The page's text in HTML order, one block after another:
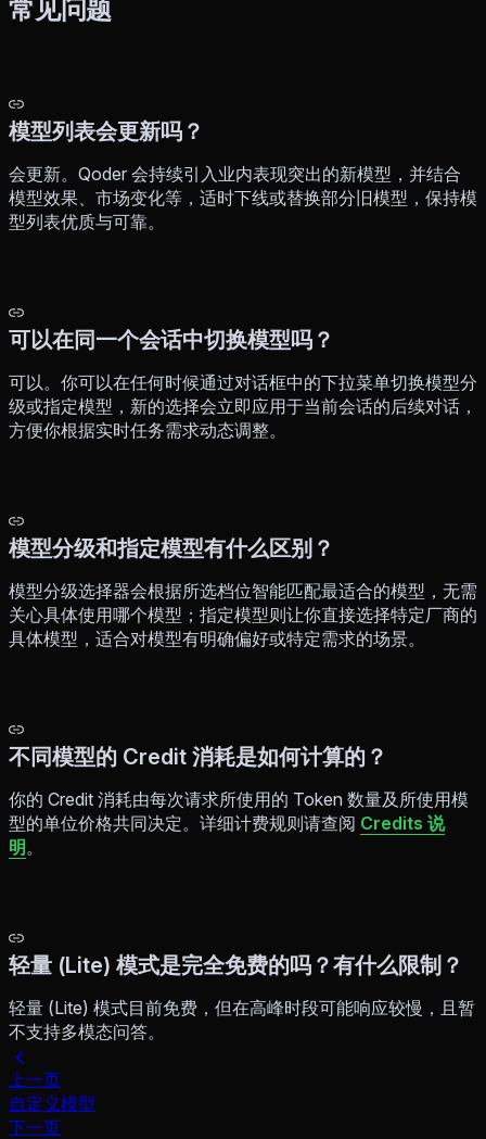
常见问题
模型列表会更新吗？
会更新。Qoder 会持续引入业内表现突出的新模型，并结合
模型效果、市场变化等，适时下线或替换部分旧模型，保持模
型列表优质与可靠。
可以在同一个会话中切换模型吗？
可以。你可以在任何时候通过对话框中的下拉菜单切换模型分
级或指定模型，新的选择会立即应用于当前会话的后续对话，
方便你根据实时任务需求动态调整。
模型分级和指定模型有什么区别？
模型分级选择器会根据所选档位智能匹配最适合的模型，无需
关心具体使用哪个模型；指定模型则让你直接选择特定厂商的
具体模型，适合对模型有明确偏好或特定需求的场景。
不同模型的 Credit 消耗是如何计算的？
你的 Credit 消耗由每次请求所使用的 Token 数量及所使用模
型的单位价格共同决定。详细计费规则请查阅 Credits 说
明。
轻量 (Lite) 模式是完全免费的吗？有什么限制？
轻量 (Lite) 模式目前免费，但在高峰时段可能响应较慢，且暂
不支持多模态问答。
上一页
自定义模型
下一页